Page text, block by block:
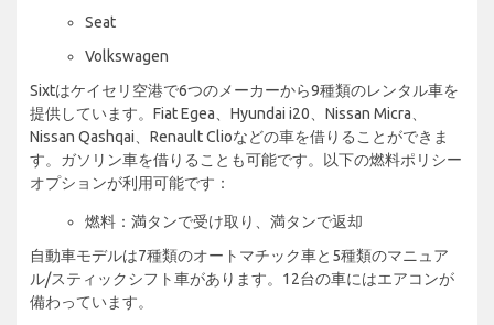
Seat
Volkswagen
Sixtはケイセリ空港で6つのメーカーから9種類のレンタル車を
提供しています。Fiat Egea、Hyundai i20、Nissan Micra、
Nissan Qashqai、Renault Clioなどの車を借りることができま
す。ガソリン車を借りることも可能です。以下の燃料ポリシー
オプションが利用可能です：
燃料：満タンで受け取り、満タンで返却
自動車モデルは7種類のオートマチック車と5種類のマニュア
ル/スティックシフト車があります。12台の車にはエアコンが
備わっています。